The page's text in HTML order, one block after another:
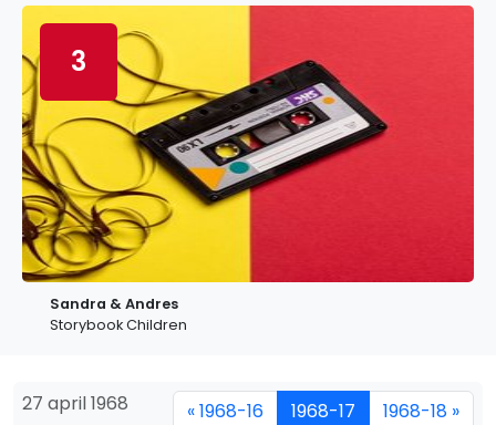
3
Sandra & Andres
Storybook Children
27 april 1968 « 1968-16 1968-17 1968-18 »